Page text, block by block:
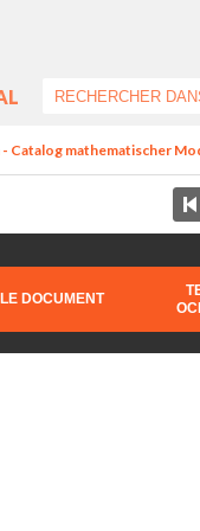
Catalog mathematischer
DOCUMENT